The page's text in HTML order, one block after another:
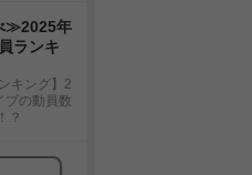
≫2025年
ランキ
キング】2
ブの動員数
？